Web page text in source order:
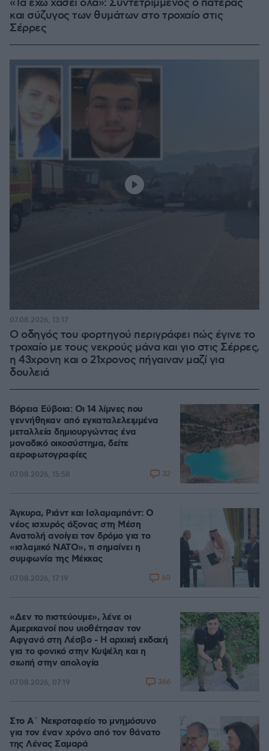
«Τα έχω χάσει όλα»: Συντετριμμένος ο πατέρας
και σύζυγος των θυμάτων στο τροχαίο στις
Σέρρες
Ο οδηγός του φορτηγού περιγράφει πώς έγινε το
τροχαίο με τους νεκρούς μάνα και γιο στις Σέρρες,
η 43χρονη και ο 21χρονος πήγαιναν μαζί για
δουλειά
07.08.2026, 13:17
Βόρεια Εύβοια: Οι 14 λίμνες που
γεννήθηκαν από εγκαταλελειμμένα
μεταλλεία δημιουργώντας ένα
μοναδικό οικοσύστημα, δείτε
αεροφωτογραφίες
07.08.2026, 15:58 32
Άγκυρα, Ριάντ και Ισλαμαμπάντ: Ο
νέος ισχυρός άξονας στη Μέση
Ανατολή ανοίγει τον δρόμο για το
«ισλαμικό ΝΑΤΟ», τι σημαίνει η
συμφωνία της Μέκκας
07.08.2026, 17:19 60
«Δεν το πιστεύουμε», λένε οι
Αμερικανοί που υιοθέτησαν τον
Αφγανό στη Λέσβο - Η αρχική εκδοχή
για το φονικό στην Κυψέλη και η
σιωπή στην απολογία
07.08.2026, 07:19 366
Στο Α΄ Νεκροταφείο το μνημόσυνο
για τον έναν χρόνο από τον θάνατο
της Λένας Σαμαρά